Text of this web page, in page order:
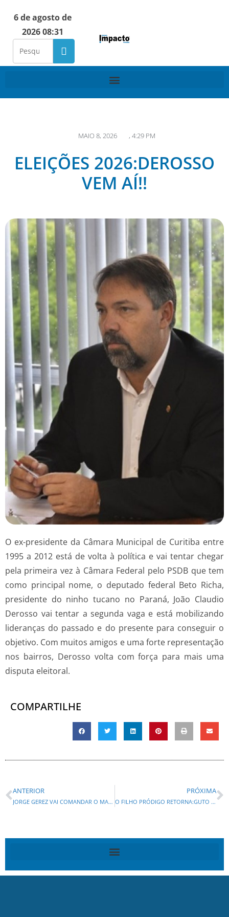
6 de agosto de
2026 08:31
MAIO 8, 2026 , 4:29 PM
ELEIÇÕES 2026:DEROSSO
VEM AÍ!!
O ex-presidente da Câmara Municipal de Curitiba entre
1995 a 2012 está de volta à política e vai tentar chegar
pela primeira vez à Câmara Federal pelo PSDB que tem
como principal nome, o deputado federal Beto Richa,
presidente do ninho tucano no Paraná, João Claudio
Derosso vai tentar a segunda vaga e está mobilizando
lideranças do passado e do presente para conseguir o
objetivo. Com muitos amigos e uma forte representação
nos bairros, Derosso volta com força para mais uma
disputa eleitoral.
COMPARTILHE
ANTERIOR
JORGE GEREZ VAI COMANDAR O MARKETING DAS CAMPANHAS DE SANDRO ALEX E ALEXANDRE CURI
PRÓXIMA
O FILHO PRÓDIGO RETORNA:GUTO SILVA VOLTA AO NINHO E QUER CARGO DE SENADO!